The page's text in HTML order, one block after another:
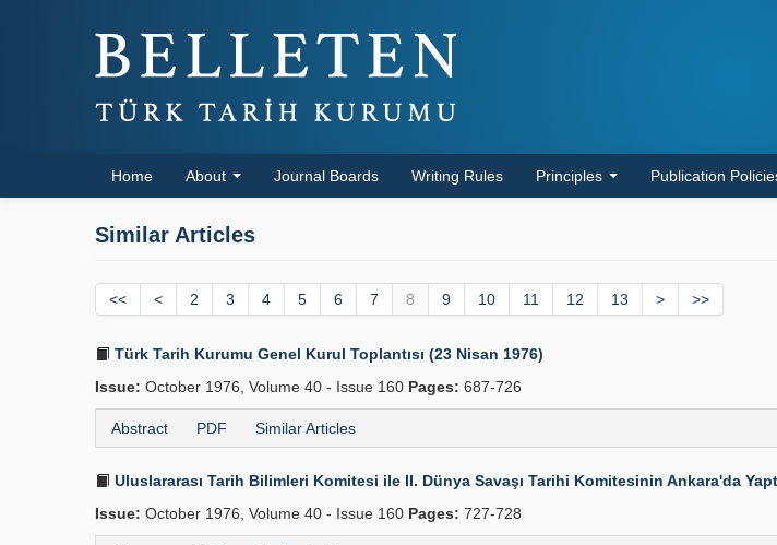
Home About Journal Boards Writing Rules Principles Publication
Similar Articles
<< < 2 3 4 5 6 7 8 9 10 11 12 13 > >>
Türk Tarih Kurumu Genel Kurul Toplantısı (23 Nisan 1976)
Issue: October 1976, Volume 40 - Issue 160 Pages: 687-726
Abstract PDF Similar Articles
Uluslararası Tarih Bilimleri Komitesi ile II. Dünya Savaşı Tarihi Komitesinin Ankara'da
Issue: October 1976, Volume 40 - Issue 160 Pages: 727-728